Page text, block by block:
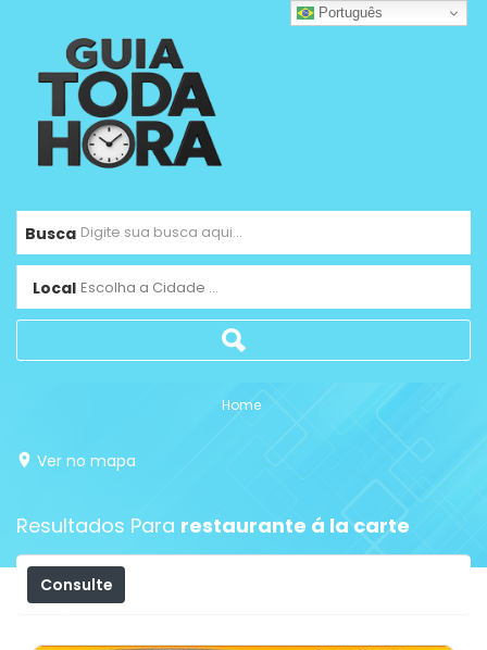
Busca
Local Escolha a Cidade ...
Home
Ver no mapa
Resultados Para restaurante á la carte
Consulte
Português